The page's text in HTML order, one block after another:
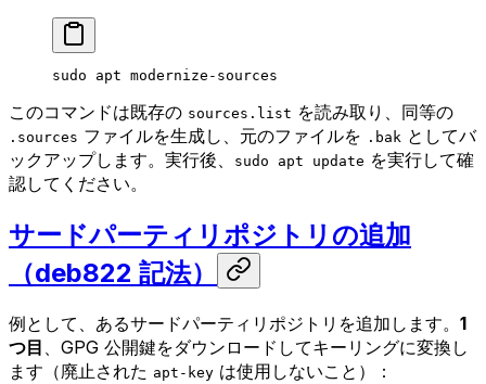
sudo apt modernize-sources
このコマンドは既存の sources.list を読み取り、同等の
.sources ファイルを生成し、元のファイルを .bak としてバ
ックアップします。実行後、
sudo apt update を実行して確
認してください。
サードパーティリポジトリの追加
（deb822 記法）
例として、あるサードパーティリポジトリを追加します。 1
つ目 、GPG 公開鍵をダウンロードしてキーリングに変換し
ます（廃止された apt-key は使用しないこと）：